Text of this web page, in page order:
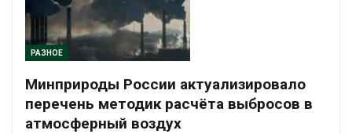
РАЗНОЕ
Минприроды России актуализировало
перечень методик расчёта выбросов в
атмосферный воздух